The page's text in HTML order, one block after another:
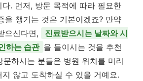
. 먼저, 방문 목적에 따라 필요한
을 챙기는 것은 기본이겠죠? 만약
으신다면,
진료받으시는 날짜와 시
하는 습관 을 들이시는 것을 추천
문하시는 분들은 병원 위치를 미리
않고 도착하실 수 있을 거예요.